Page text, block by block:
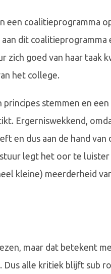
een coalitieprogramma
dit coalitieprogramma
goed van haar taak
het college.
stemmen en
Ergerniswekkend,
en dus aan de hand van
legt het oor te
kleine) meerderheid
maar dat betekent
alle kritiek blijft sub